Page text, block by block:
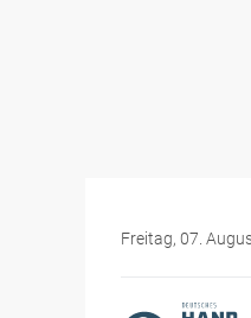
Freitag, 07.